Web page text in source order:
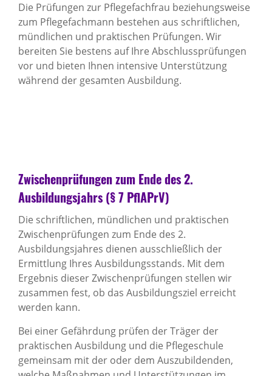
Die Prüfungen zur Pflegefachfrau beziehungsweise
zum Pflegefachmann bestehen aus schriftlichen,
mündlichen und praktischen Prüfungen. Wir
bereiten Sie bestens auf Ihre Abschlussprüfungen
vor und bieten Ihnen intensive Unterstützung
während der gesamten Ausbildung.
Zwischenprüfungen zum Ende des 2.
Ausbildungsjahrs (§ 7 PflAPrV)
Die schriftlichen, mündlichen und praktischen
Zwischenprüfungen zum Ende des 2.
Ausbildungsjahres dienen ausschließlich der
Ermittlung Ihres Ausbildungsstands. Mit dem
Ergebnis dieser Zwischenprüfungen stellen wir
zusammen fest, ob das Ausbildungsziel erreicht
werden kann.
Bei einer Gefährdung prüfen der Träger der
praktischen Ausbildung und die Pflegeschule
gemeinsam mit der oder dem Auszubildenden,